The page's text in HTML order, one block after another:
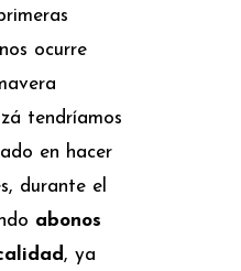
ocurre
tendríamos
en hacer
durante el
abonos
, ya